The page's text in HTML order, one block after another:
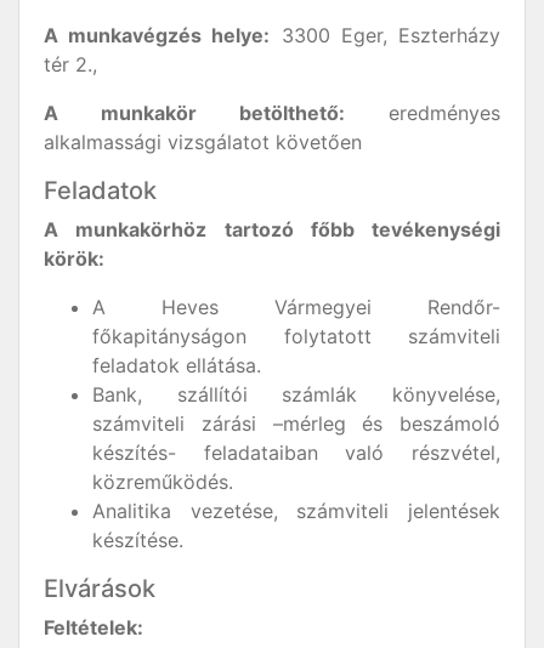
A munkavégzés helye: 3300 Eger, Eszterházy
tér 2.,
A munkakör betölthető: eredményes
alkalmassági vizsgálatot követően
Feladatok
A munkakörhöz tartozó főbb tevékenységi
körök:
A Heves Vármegyei Rendőr-
főkapitányságon folytatott számviteli
feladatok ellátása.
Bank, szállítói számlák könyvelése,
számviteli zárási –mérleg és beszámoló
készítés- feladataiban való részvétel,
közreműködés.
Analitika vezetése, számviteli jelentések
készítése.
Elvárások
Feltételek: